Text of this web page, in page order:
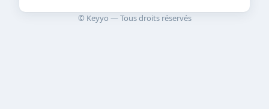
© Keyyo — Tous droits réservés